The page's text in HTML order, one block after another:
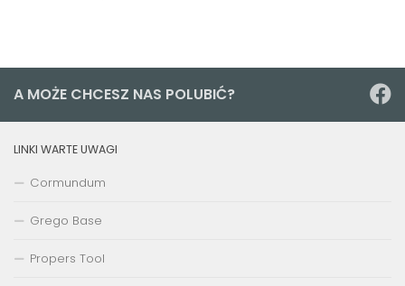
A MOŻE CHCESZ NAS POLUBIĆ?
LINKI WARTE UWAGI
Cormundum
Grego Base
Propers Tool